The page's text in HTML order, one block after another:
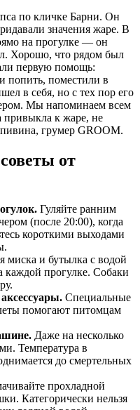
по кличке Барни. Он
значения жаре. В
на прогулке — он
Хорошо, что рядом был
первую помощь:
попить, поместили в
в себя, но с тех пор его
Мы напоминаем всем
привыкла к жаре, не
грумер GROOM.
от
Гуляйте ранним
(после 20:00), когда
короткими выходами
миска и бутылка с водой
каждой прогулке. Собаки
Специальные
помогают питомцам
Даже на несколько
Температура в
до смертельных
прохладной
Категорически нельзя